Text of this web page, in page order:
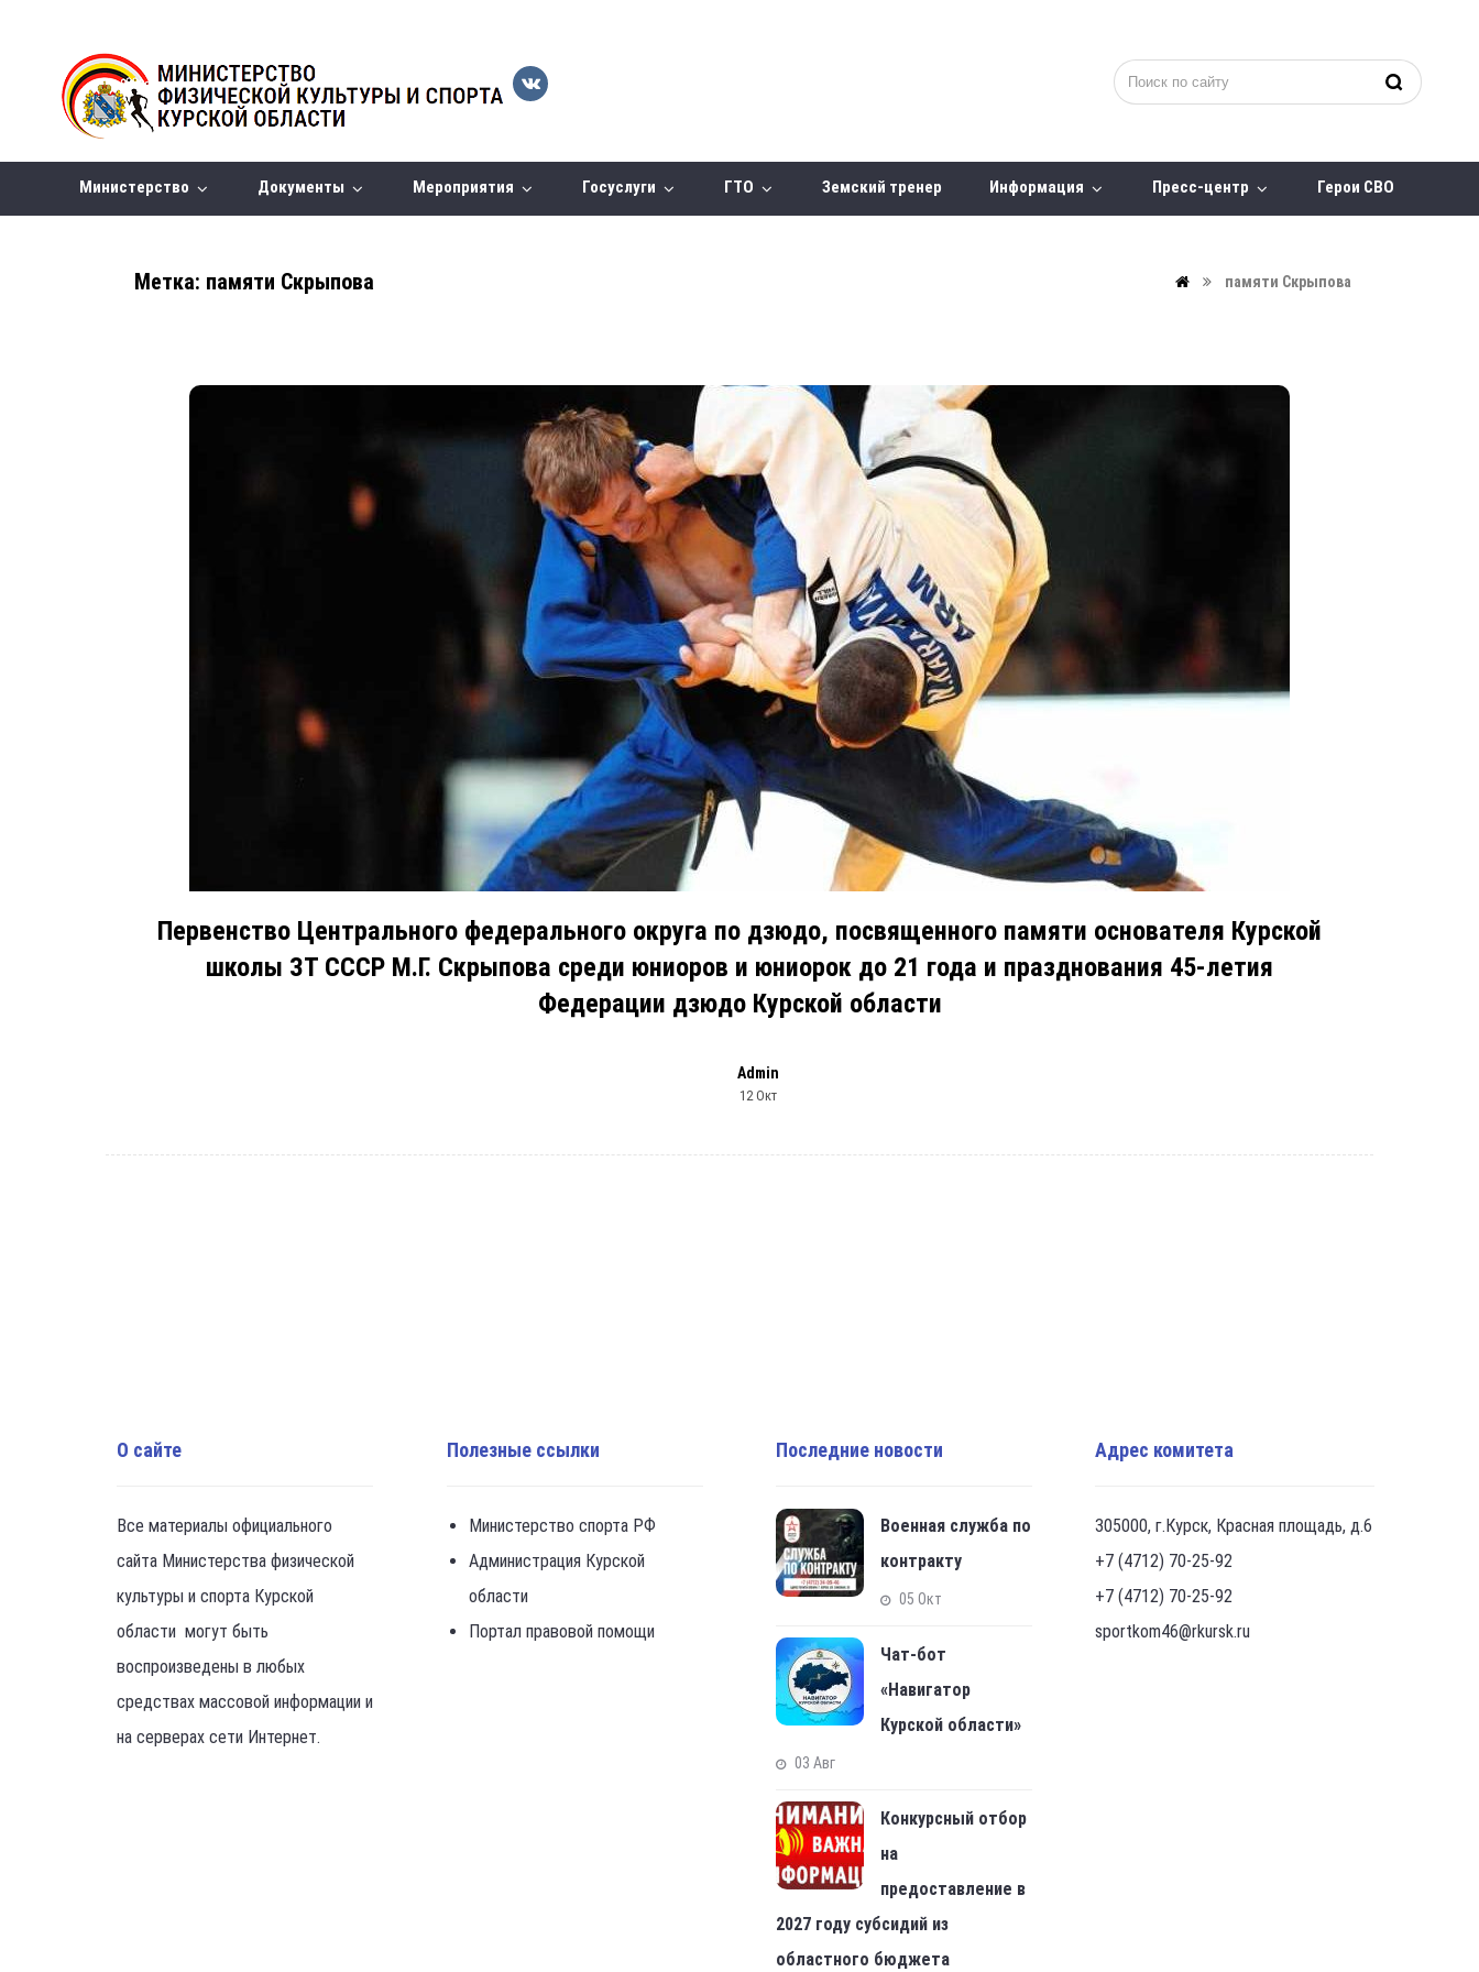
Министерство Документы Мероприятия Госуслуги ГТО Земский тренер Информация Пресс-центр Герои СВО
Метка: памяти Скрыпова памяти Скрыпова
Первенство Центрального федерального округа по дзюдо, посвященного памяти основателя Курской
школы ЗТ СССР М.Г. Скрыпова среди юниоров и юниорок до 21 года и празднования 45-летия
Федерации дзюдо Курской области
Admin
12 Окт
О сайте
Все материалы официального
сайта Министерства физической
культуры и спорта Курской
области могут быть
воспроизведены в любых
средствах массовой информации и
на серверах сети Интернет.
Полезные ссылки
Министерство спорта РФ
Администрация Курской
области
Портал правовой помощи
Последние новости
Военная служба по
контракту
05 Окт
Чат-бот
«Навигатор
Курской области»
03 Авг
Конкурсный отбор
на
предоставление в
2027 году субсидий из
областного бюджета
Адрес комитета
305000, г.Курск, Красная площадь, д.6
+7 (4712) 70-25-92
+7 (4712) 70-25-92
sportkom46@rkursk.ru